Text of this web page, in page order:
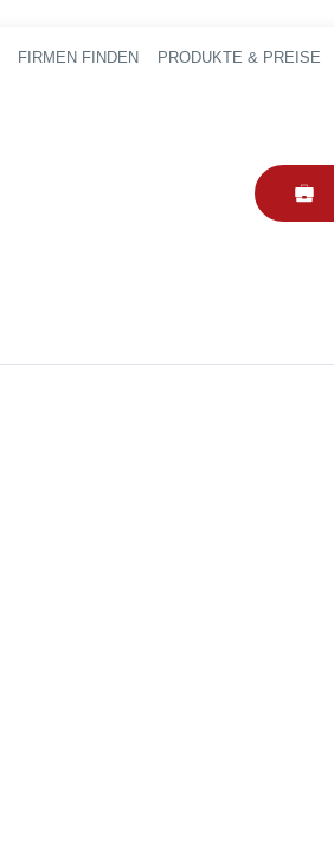
Haupt-Navigation
FIRMEN FINDEN PRODUKTE & PREISE